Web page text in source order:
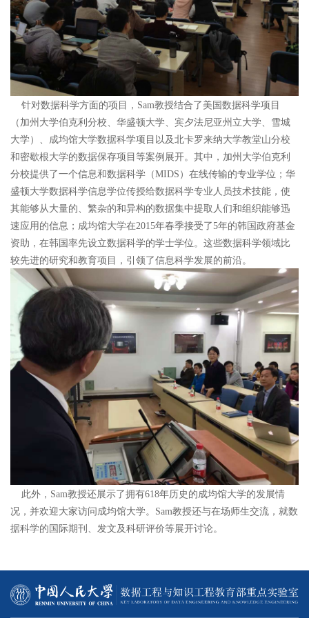
针对数据科学方面的项目，Sam教授结合了美国数据科学项目
（加州大学伯克利分校、华盛顿大学、宾夕法尼亚州立大学、雪城
大学）、成均馆大学数据科学项目以及北卡罗来纳大学教堂山分校
和密歇根大学的数据保存项目等案例展开。其中，加州大学伯克利
分校提供了一个信息和数据科学（MIDS）在线传输的专业学位；华
盛顿大学数据科学信息学位传授给数据科学专业人员技术技能，使
其能够从大量的、繁杂的和异构的数据集中提取人们和组织能够迅
速应用的信息；成均馆大学在2015年春季接受了5年的韩国政府基金
资助，在韩国率先设立数据科学的学士学位。这些数据科学领域比
较先进的研究和教育项目，引领了信息科学发展的前沿。
此外，Sam教授还展示了拥有618年历史的成均馆大学的发展情
况，并欢迎大家访问成均馆大学。Sam教授还与在场师生交流，就数
据科学的国际期刊、发文及科研评价等展开讨论。